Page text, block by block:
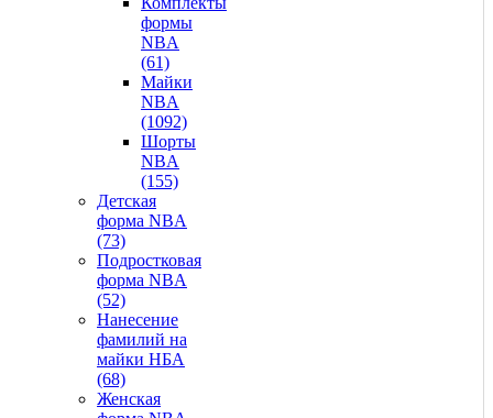
формы
NBA
(61)
Майки
NBA
(1092)
Шорты
NBA
(155)
Детская
форма NBA
(73)
Подростковая
форма NBA
(52)
Нанесение
фамилий на
майки НБА
(68)
Женская